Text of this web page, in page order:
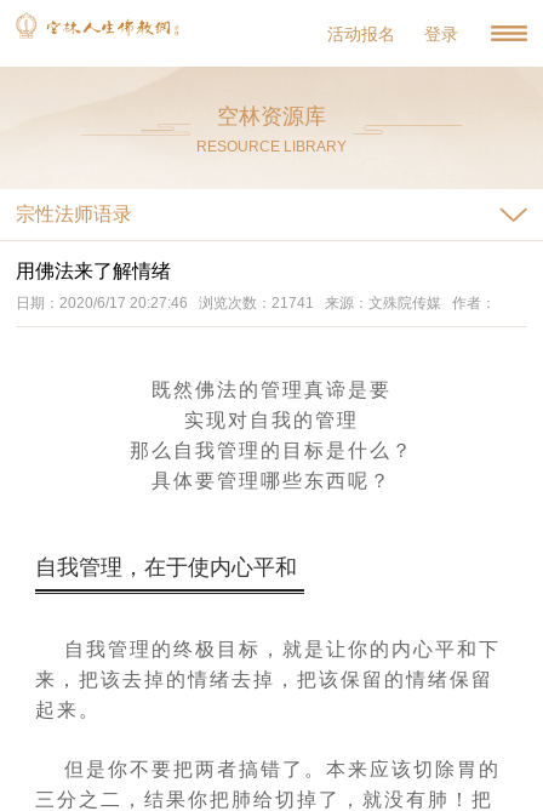
活动报名 登录
空林资源库
RESOURCE LIBRARY
宗性法师语录
用佛法来了解情绪
日期：2020/6/17 20:27:46 浏览次数：21741 来源：文殊院传媒 作者：
既然佛法的管理真谛是要
实现对自我的管理
那么 自我管理的目标是什么？
具体要管理哪些东西呢？
自我管理，在于使内心平和
自我管理的终极目标，就是让你的内心平和下
来，把该去掉的情绪去掉，把该保留的情绪保留
起来。
但是你不要把两者搞错了。本来应该切除胃的
三分之二，结果你把肺给切掉了，就没有肺！把